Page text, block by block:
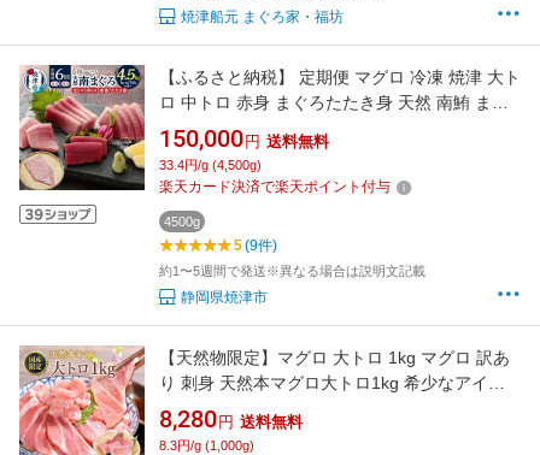
焼津船元 まぐろ家・福坊
【ふるさと納税】 定期便 マグロ 冷凍 焼津 大ト
ロ 中トロ 赤身 まぐろたたき身 天然 南鮪 まぐ
ろ 鮪 各月 約750g 【定期便6回連続/隔月選べ
る】 b150-031 b150-032
150,000 円 送料無料
33.4円/g (4,500g)
楽天カード決済で楽天ポイント付与
4500g
5(9件)
約1〜5週間で発送※異なる場合は説明文記載
静岡県焼津市
【天然物限定】マグロ 大トロ 1kg マグロ 訳あ
り 刺身 天然本マグロ大トロ1kg 希少なアイル
ランド沖を主に使用 養殖＆地中海産不使用
(血栓、骨、血合い込）80611
8,280 円 送料無料
8.3円/g (1,000g)